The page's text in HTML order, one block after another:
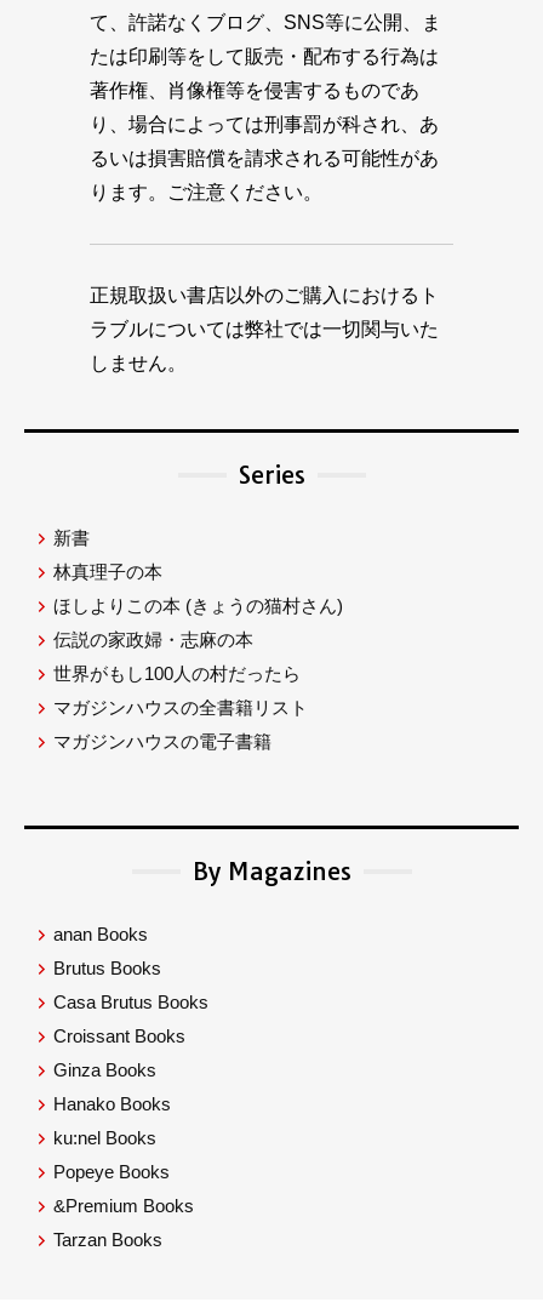
て、許諾なくブログ、SNS等に公開、ま
たは印刷等をして販売・配布する行為は
著作権、肖像権等を侵害するものであ
り、場合によっては刑事罰が科され、あ
るいは損害賠償を請求される可能性があ
ります。ご注意ください。
正規取扱い書店以外のご購入におけるト
ラブルについては弊社では一切関与いた
しません。
Series
新書
林真理子の本
ほしよりこの本 (きょうの猫村さん)
伝説の家政婦・志麻の本
世界がもし100人の村だったら
マガジンハウスの全書籍リスト
マガジンハウスの電子書籍
By Magazines
anan Books
Brutus Books
Casa Brutus Books
Croissant Books
Ginza Books
Hanako Books
ku:nel Books
Popeye Books
&Premium Books
Tarzan Books